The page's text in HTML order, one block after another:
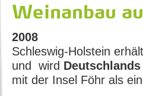
Weinanbau
2008
Schleswig-Holstein
und wird
mit der Insel Föhr als